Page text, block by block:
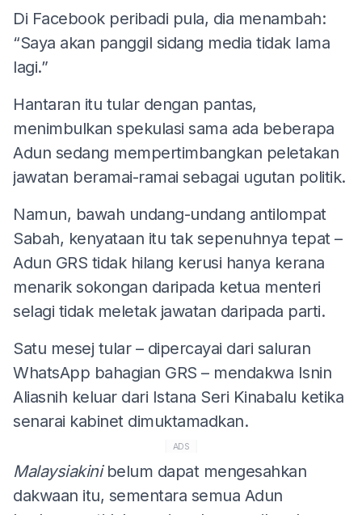
Di Facebook peribadi pula, dia menambah:
“Saya akan panggil sidang media tidak lama
lagi.”
Hantaran itu tular dengan pantas,
menimbulkan spekulasi sama ada beberapa
Adun sedang mempertimbangkan peletakan
jawatan beramai-ramai sebagai ugutan politik.
Namun, bawah undang-undang antilompat
Sabah, kenyataan itu tak sepenuhnya tepat –
Adun GRS tidak hilang kerusi hanya kerana
menarik sokongan daripada ketua menteri
selagi tidak meletak jawatan daripada parti.
Satu mesej tular – dipercayai dari saluran
WhatsApp bahagian GRS – mendakwa Isnin
Aliasnih keluar dari Istana Seri Kinabalu ketika
senarai kabinet dimuktamadkan.
ADS
Malaysiakinibelum dapat mengesahkan
dakwaan itu, sementara semua Adun